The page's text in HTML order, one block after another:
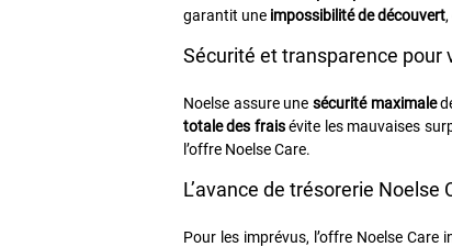
garantit une impossibilité de découvert
Sécurité et transparence pour
Noelse assure une sécurité maximale
totale des fraisévite les mauvaises
l’offre Noelse Care.
L’avance de trésorerie Noelse
Pour les imprévus, l’offre Noelse Care